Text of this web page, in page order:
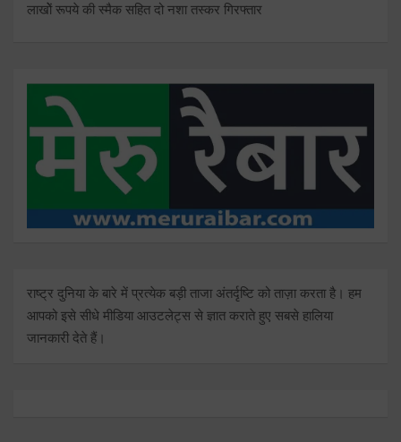
लाखोें रूपये की स्मैक सहित दो नशा तस्कर गिरफ्तार
राष्ट्र दुनिया के बारे में प्रत्येक बड़ी ताजा अंतर्दृष्टि को ताज़ा करता है। हम
आपको इसे सीधे मीडिया आउटलेट्स से ज्ञात कराते हुए सबसे हालिया
जानकारी देते हैं।